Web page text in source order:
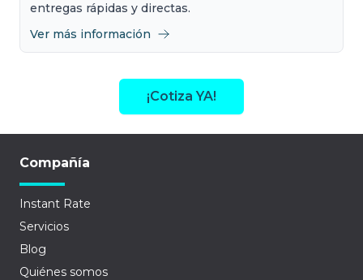
entregas rápidas y directas.
Ver más información
¡Cotiza YA!
Compañía
Instant Rate
Servicios
Blog
Quiénes somos